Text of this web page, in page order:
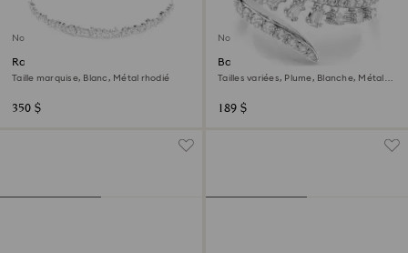
Nouveau
Ras-de-cou Mesmera
Taille marquise, Blanc, Métal rhodié
350 $
Nouveau
Bague ouverte Vienna
Tailles variées, Plume, Blanche, Métal
189 $